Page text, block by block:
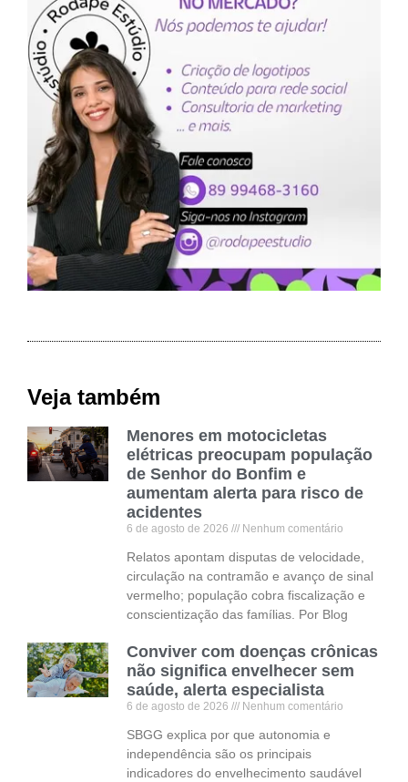
Veja também
Menores em motocicletas
elétricas preocupam população
de Senhor do Bonfim e
aumentam alerta para risco de
acidentes
6 de agosto de 2026 Nenhum comentário
Relatos apontam disputas de velocidade,
circulação na contramão e avanço de sinal
vermelho; população cobra fiscalização e
conscientização das famílias. Por Blog
Conviver com doenças crônicas
não significa envelhecer sem
saúde, alerta especialista
6 de agosto de 2026 Nenhum comentário
SBGG explica por que autonomia e
independência são os principais
indicadores do envelhecimento saudável